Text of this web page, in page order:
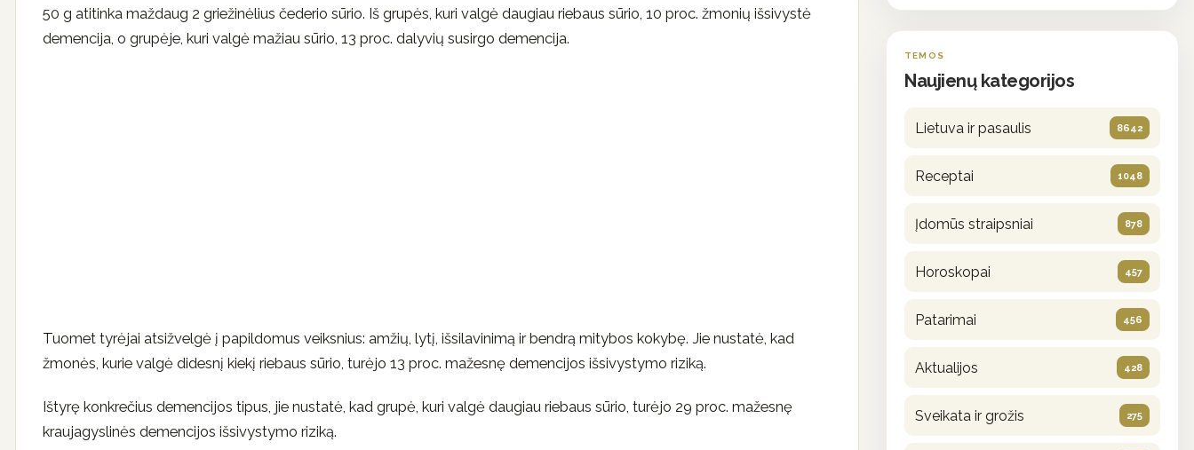
50 g atitinka maždaug 2 griežinėlius čederio sūrio. Iš grupės, kuri valgė daugiau riebaus sūrio, 10 proc. žmonių išsivystė
demencija, o grupėje, kuri valgė mažiau sūrio, 13 proc. dalyvių susirgo demencija.
Tuomet tyrėjai atsižvelgė į papildomus veiksnius: amžių, lytį, išsilavinimą ir bendrą mitybos kokybę. Jie nustatė, kad
žmonės, kurie valgė didesnį kiekį riebaus sūrio, turėjo 13 proc. mažesnę demencijos išsivystymo riziką.
Ištyrę konkrečius demencijos tipus, jie nustatė, kad grupė, kuri valgė daugiau riebaus sūrio, turėjo 29 proc. mažesnę
kraujagyslinės demencijos išsivystymo riziką.
TEMOS
Naujienų kategorijos
Lietuva ir pasaulis 8642
Receptai 1048
Įdomūs straipsniai 878
Horoskopai 457
Patarimai 456
Aktualijos 428
Sveikata ir grožis 275